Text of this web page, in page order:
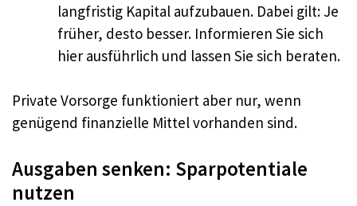
langfristig Kapital aufzubauen. Dabei gilt: Je
früher, desto besser. Informieren Sie sich
hier ausführlich und lassen Sie sich beraten.
Private Vorsorge funktioniert aber nur, wenn
genügend finanzielle Mittel vorhanden sind.
Ausgaben senken: Sparpotentiale
nutzen